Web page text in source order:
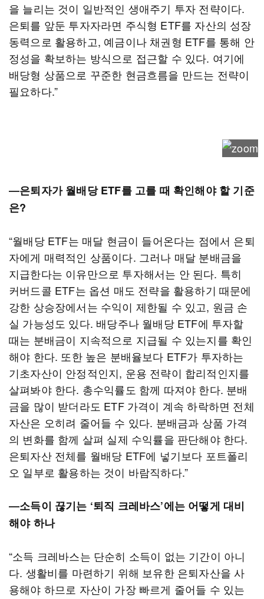
을 늘리는 것이 일반적인 생애주기 투자 전략이다.
은퇴를 앞둔 투자자라면 주식형 ETF를 자산의 성장
동력으로 활용하고, 예금이나 채권형 ETF를 통해 안
정성을 확보하는 방식으로 접근할 수 있다. 여기에
배당형 상품으로 꾸준한 현금흐름을 만드는 전략이
필요하다.”
―은퇴자가 월배당 ETF를 고를 때 확인해야 할 기준
은?
“월배당 ETF는 매달 현금이 들어온다는 점에서 은퇴
자에게 매력적인 상품이다. 그러나 매달 분배금을
지급한다는 이유만으로 투자해서는 안 된다. 특히
커버드콜 ETF는 옵션 매도 전략을 활용하기 때문에
강한 상승장에서는 수익이 제한될 수 있고, 원금 손
실 가능성도 있다. 배당주나 월배당 ETF에 투자할
때는 분배금이 지속적으로 지급될 수 있는지를 확인
해야 한다. 또한 높은 분배율보다 ETF가 투자하는
기초자산이 안정적인지, 운용 전략이 합리적인지를
살펴봐야 한다. 총수익률도 함께 따져야 한다. 분배
금을 많이 받더라도 ETF 가격이 계속 하락하면 전체
자산은 오히려 줄어들 수 있다. 분배금과 상품 가격
의 변화를 함께 살펴 실제 수익률을 판단해야 한다.
은퇴자산 전체를 월배당 ETF에 넣기보다 포트폴리
오 일부로 활용하는 것이 바람직하다.”
―소득이 끊기는 ‘퇴직 크레바스’에는 어떻게 대비
해야 하나
“소득 크레바스는 단순히 소득이 없는 기간이 아니
다. 생활비를 마련하기 위해 보유한 은퇴자산을 사
용해야 하므로 자산이 가장 빠르게 줄어들 수 있는